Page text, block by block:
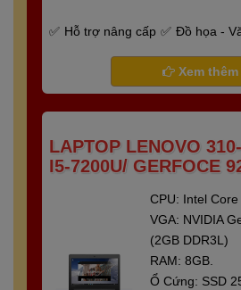
Hỗ trợ nâng cấp
Đồ họa -
Bảo hành 6 tháng
Xem thêm
LAPTOP LENOVO
I5-7200U/ GERFOCE
CPU: Intel
VGA: NVIDIA
(2GB DDR3L)
RAM: 8GB.
Ổ Cứng: SSD